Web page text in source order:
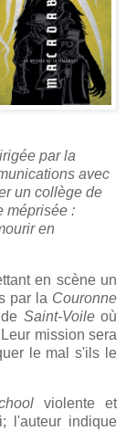
par la
avec
un collège de
méprisée :
en
en scène un
par la Couronne
Saint-Voileoù
mission sera
le mal s'ils le
violente et
l'auteur indique